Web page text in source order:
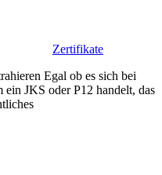
Zertifikate
Egal ob es sich bei
ein JKS oder P12 handelt, das